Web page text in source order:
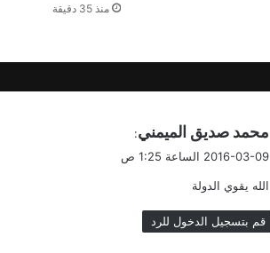
منذ 35 دقيقة
ل
محمد صديق الميمني:
2016-03-09 الساعة 1:25 ص
الله يقوي الدولة
قم بتسجيل الدخول للرد